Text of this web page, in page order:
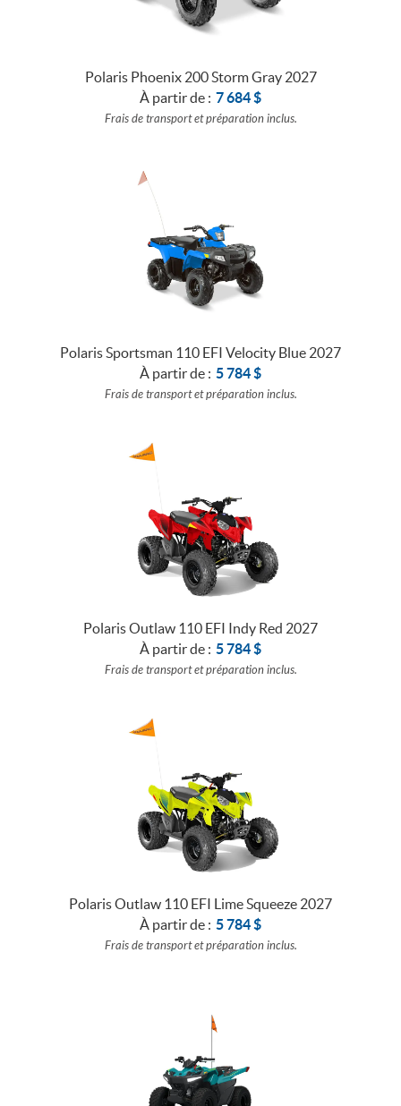
Polaris Phoenix 200 Storm Gray 2027
À partir de : 7 684$
Frais de transport et préparation inclus.
Polaris Sportsman 110 EFI Velocity Blue 2027
À partir de : 5 784$
Frais de transport et préparation inclus.
Polaris Outlaw 110 EFI Indy Red 2027
À partir de : 5 784$
Frais de transport et préparation inclus.
Polaris Outlaw 110 EFI Lime Squeeze 2027
À partir de : 5 784$
Frais de transport et préparation inclus.